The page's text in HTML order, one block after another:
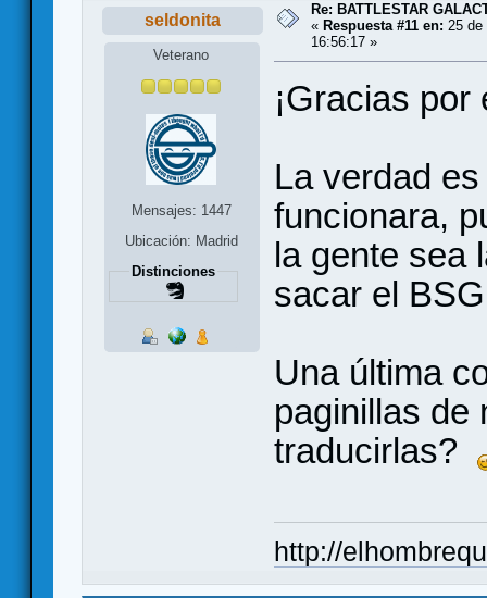
seldonita
Veterano
Mensajes: 1447
Ubicación: Madrid
Distinciones
Re: BATTLESTAR
« Respuesta #11 en: 25 de
16:56:17 »
¡Gracias por
La verdad
funcionara,
la gente sea
sacar el
Una última
paginillas de
traducirlas?
http://